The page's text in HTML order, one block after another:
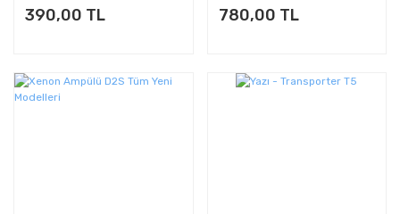
390,00 TL 780,00 TL